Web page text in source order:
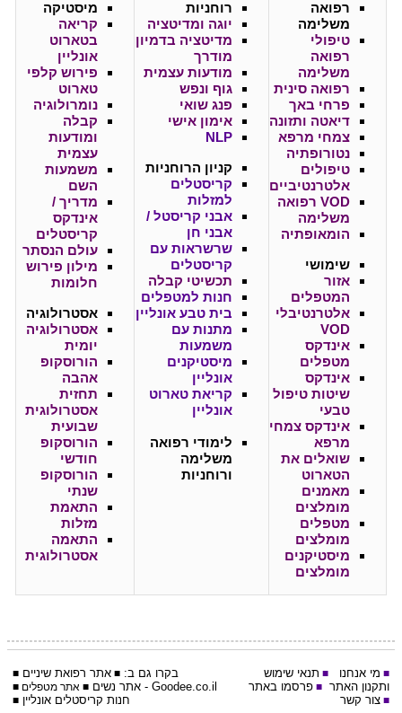
רפואה
משלימה
טיפולי
רפואה
משלימה
רפואה סינית
פרחי באך
דיאטה ותזונה
צמחי מרפא
נטורופתיה
טיפולים
אלטרנטיביים
VOD רפואה
משלימה
הומאופתיה
שימושי
אזור
המטפלים
אלטרנטיבלי
VOD
אינדקס
מטפלים
אינדקס
שיטות טיפול
טבעי
אינדקס צמחי
מרפא
שואלים את
הטארוט
מאמנים
מומלצים
מטפלים
מומלצים
מיסטיקנים
מומלצים
רוחניות
יוגה ומדיטציה
מדיטציה בדמיון
מודרך
מודעות עצמית
גוף ונפש
פנג שואי
אימון אישי
NLP
קניון הרוחניות
קריסטלים
למזלות
אבני קריסטל /
אבני חן
שרשראות עם
קריסטלים
תכשיטי קבלה
חנות למטפלים
בית טבע אונליין
מתנות עם
משמעות
מיסטיקנים
אונליין
קריאת טארוט
אונליין
לימודי רפואה
משלימה
ורוחניות
מיסטיקה
קריאה
בטארוט
אונליין
פירוש קלפי
טארוט
נומרולוגיה
קבלה
ומודעות
עצמית
משמעות
השם
מדריך /
אינדקס
קריסטלים
עולם הנסתר
מילון פירוש
חלומות
אסטרולוגיה
אסטרולוגיה
יומית
הורוסקופ
אהבה
תחזית
אסטרולוגית
שבועית
הורוסקופ
חודשי
הורוסקופ
שנתי
התאמת
מזלות
התאמה
אסטרולוגית
■ מי אנחנו ■ תנאי שימוש
ותקנון האתר ■ פרסמו באתר
■ צור קשר
בקרו גם ב: ■ אתר רפואת שיניים ■
Goodee.co.il - אתר נשים ■ אתר מטפלים ■
חנות קריסטלים אונליין ■